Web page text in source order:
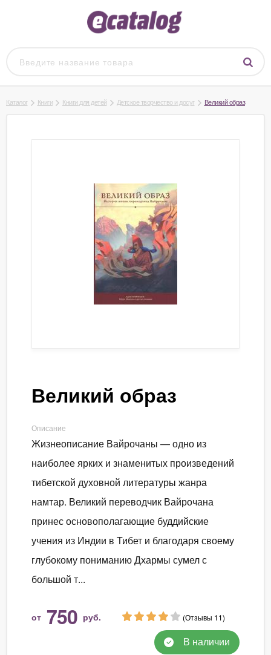
Каталог Книги Книги для детей Детское творчество и досуг Великий образ
Великий образ
Описание
Жизнеописание Вайрочаны — одно из
наиболее ярких и знаменитых произведений
тибетской духовной литературы жанра
намтар. Великий переводчик Вайрочана
принес основополагающие буддийские
учения из Индии в Тибет и благодаря своему
глубокому пониманию Дхармы сумел с
большой т...
от 750 руб. (Отзывы 11)
В наличии